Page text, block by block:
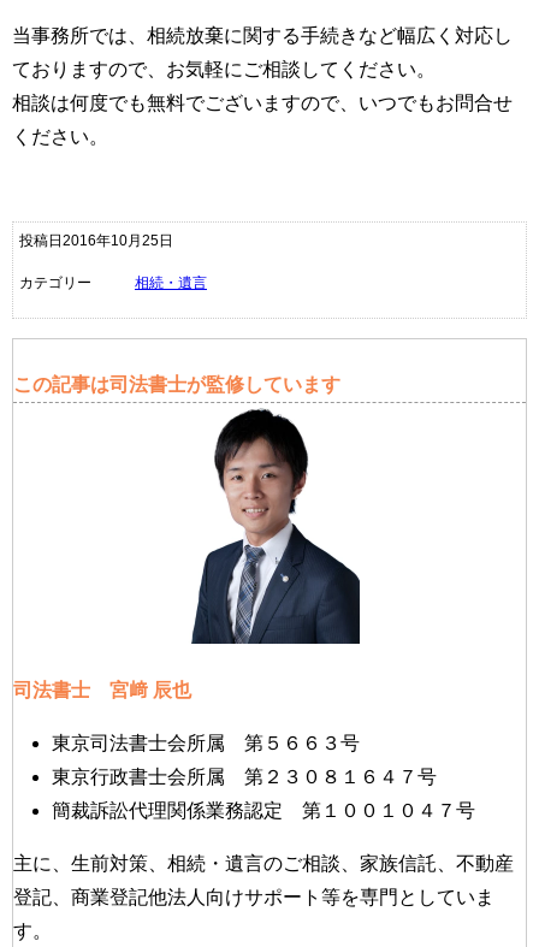
当事務所では、相続放棄に関する手続きなど幅広く対応し
ておりますので、お気軽にご相談してください。
相談は何度でも無料でございますので、いつでもお問合せ
ください。
投稿日2016年10月25日
カテゴリー 相続・遺言
この記事は司法書士が監修しています
司法書士 宮﨑 辰也
東京司法書士会所属 第５６６３号
東京行政書士会所属 第２３０８１６４７号
簡裁訴訟代理関係業務認定 第１００１０４７号
主に、生前対策、相続・遺言のご相談、家族信託、不動産
登記、商業登記他法人向けサポート等を専門としていま
す。